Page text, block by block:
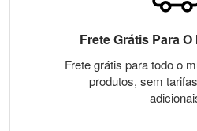
Frete Grátis Para
Frete grátis para todo o
produtos, sem